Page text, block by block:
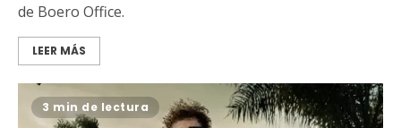
de Boero Office.
LEER MÁS
3 min de lectura